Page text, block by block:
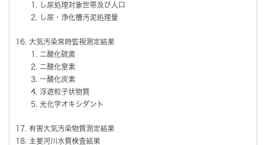
し尿処理対象世帯及び人口
し尿・浄化槽汚泥処理量
大気汚染常時監視測定結果
二酸化硫黄
二酸化窒素
一酸化炭素
浮遊粒子状物質
光化学オキシダント
有害大気汚染物質測定結果
主要河川水質検査結果